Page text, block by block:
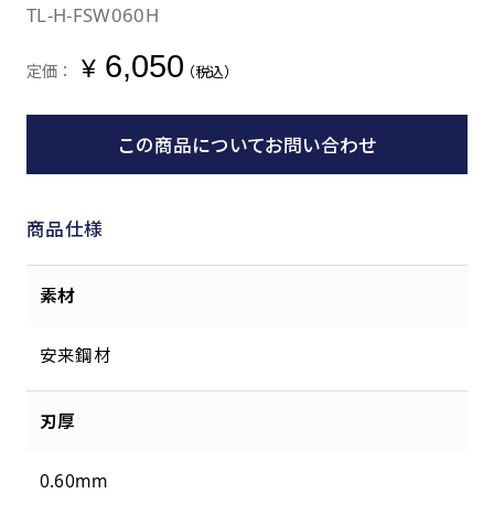
TL-H-FSW060H
定価： ¥6,050（税込）
この商品についてお問い合わせ
商品仕様
素材
安来鋼材
刃厚
0.60mm